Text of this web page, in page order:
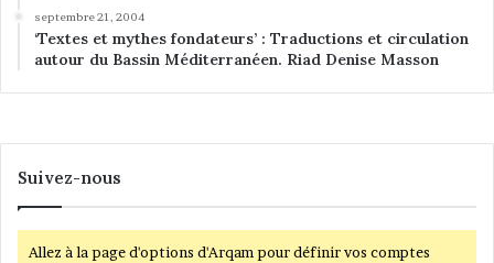
septembre 21, 2004
‘Textes et mythes fondateurs’ : Traductions et circulation
autour du Bassin Méditerranéen. Riad Denise Masson
Suivez-nous
Allez à la page d'options d'Arqam pour définir vos comptes